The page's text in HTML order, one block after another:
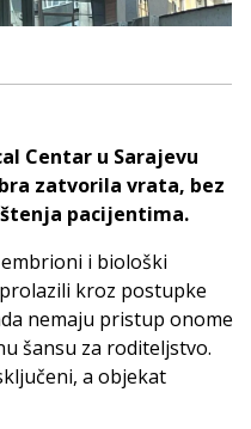
Centar u Sarajevu
zatvorila vrata, bez
pacijentima.
i biološki
kroz postupke
nemaju pristup onome
šansu za roditeljstvo.
a objekat